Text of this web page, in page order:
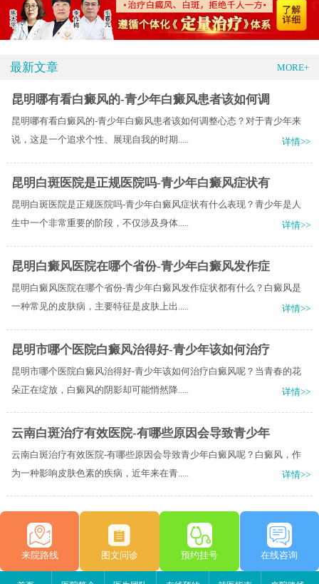
最新文章 MORE+
昆明哪有看白癜风的-青少年白癜风患者该如何调
昆明哪有看白癜风的-青少年白癜风患者该如何调整心态？对于青少年来
说，这是一个追求个性、展现自我的时期.....
详情>>
昆明白斑医院是正规医院吗-青少年白癜风症状有
昆明白斑医院是正规医院吗-青少年白癜风症状有什么表现？青少年是人
生中一个非常重要的阶段，不仅涉及身体.....
详情>>
昆明白癜风医院在哪个省份-青少年白癜风发作症
昆明白癜风医院在哪个省份-青少年白癜风发作症状都有什么？白癜风是
一种常见的皮肤病，主要特征是皮肤上出.....
详情>>
昆明市哪个医院白癜风治得好-青少年该如何治疗
昆明市哪个医院白癜风治得好-青少年该如何治疗白癜风呢？当青春的花
朵正在绽放，白癜风的阴影却可能悄然降.....
详情>>
云南白斑治疗有效医院-有哪些原因会导致青少年
云南白斑治疗有效医院-有哪些原因会导致青少年白癜风呢？白癜风，作
为一种影响皮肤色素的疾病，近年来在青.....
详情>>
来院路线 图文问诊 预约挂号 在线咨询